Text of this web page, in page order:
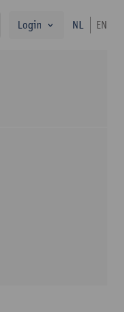
zoekLogin NL EN